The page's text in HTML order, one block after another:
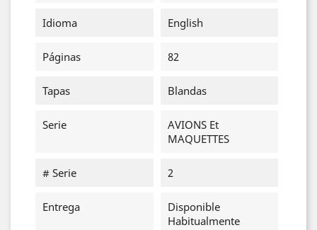
Idioma English
Páginas 82
Tapas Blandas
Serie
AVIONS Et
MAQUETTES
# Serie 2
Entrega
Disponible
Habitualmente